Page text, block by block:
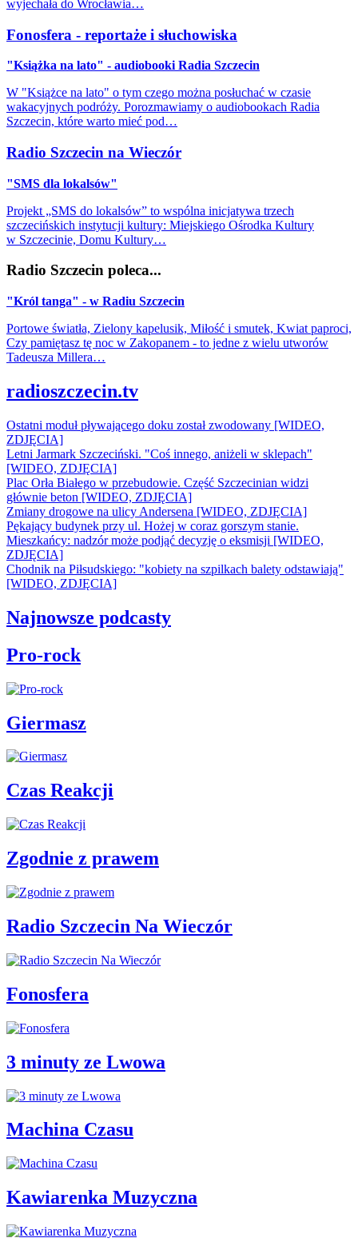
wyjechała do Wrocławia…
Fonosfera - reportaże i słuchowiska
"Książka na lato" - audiobooki Radia Szczecin
W "Książce na lato" o tym czego można posłuchać w czasie
wakacyjnych podróży. Porozmawiamy o audiobookach Radia
Szczecin, które warto mieć pod…
Radio Szczecin na Wieczór
"SMS dla lokalsów"
Projekt „SMS do lokalsów” to wspólna inicjatywa trzech
szczecińskich instytucji kultury: Miejskiego Ośrodka Kultury
w Szczecinie, Domu Kultury…
Radio Szczecin poleca...
"Król tanga" - w Radiu Szczecin
Portowe światła, Zielony kapelusik, Miłość i smutek, Kwiat paproci,
Czy pamiętasz tę noc w Zakopanem - to jedne z wielu utworów
Tadeusza Millera…
radioszczecin.tv
Ostatni moduł pływającego doku został zwodowany [WIDEO,
ZDJĘCIA]
Letni Jarmark Szczeciński. "Coś innego, aniżeli w sklepach"
[WIDEO, ZDJĘCIA]
Plac Orła Białego w przebudowie. Część Szczecinian widzi
głównie beton [WIDEO, ZDJĘCIA]
Zmiany drogowe na ulicy Andersena [WIDEO, ZDJĘCIA]
Pękający budynek przy ul. Hożej w coraz gorszym stanie.
Mieszkańcy: nadzór może podjąć decyzję o eksmisji [WIDEO,
ZDJĘCIA]
Chodnik na Piłsudskiego: "kobiety na szpilkach balety odstawiają"
[WIDEO, ZDJĘCIA]
Najnowsze podcasty
Pro-rock
Giermasz
Czas Reakcji
Zgodnie z prawem
Radio Szczecin Na Wieczór
Fonosfera
3 minuty ze Lwowa
Machina Czasu
Kawiarenka Muzyczna